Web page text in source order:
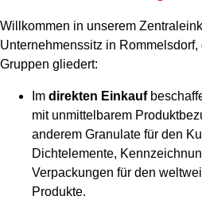
Willkommen in unserem
Unternehmenssitz in
Gruppen gliedert:
Im direkten Einkauf
mit unmittelbarem
anderem Granulate für den
Dichtelemente,
Verpackungen für den
Produkte.